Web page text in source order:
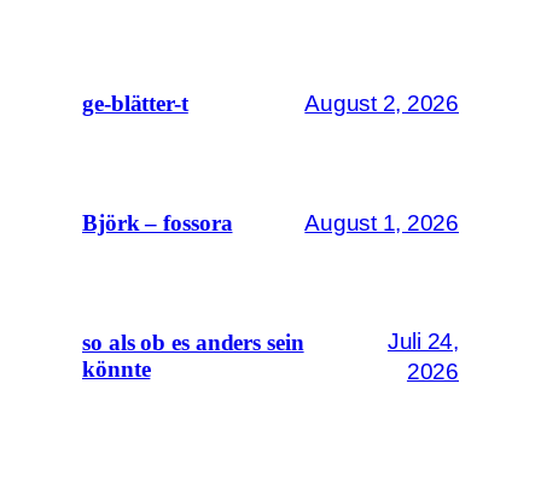
ge-blätter-t August 2, 2026
Björk – fossora August 1, 2026
so als ob es anders sein
könnte
Juli 24,
2026